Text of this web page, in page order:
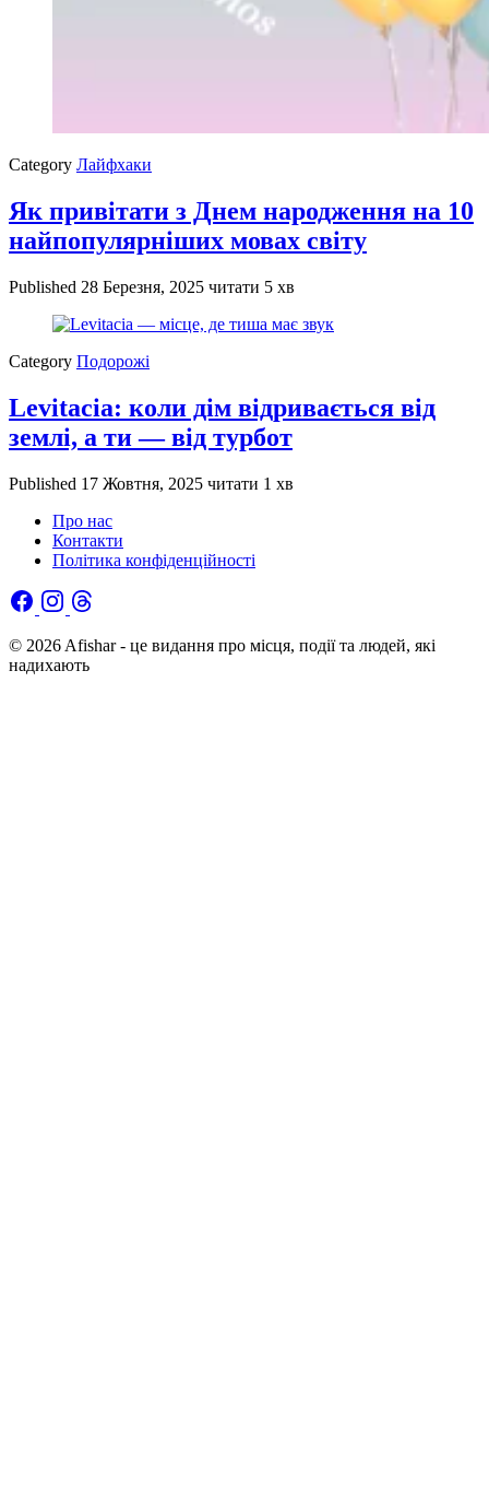
Category Лайфхаки
Як привітати з Днем народження на 10
найпопулярніших мовах світу
Published 28 Березня, 2025 читати 5 хв
Category Подорожі
Levitacia: коли дім відривається від
землі, а ти — від турбот
Published 17 Жовтня, 2025 читати 1 хв
Про нас
Контакти
Політика конфіденційності
© 2026 Afishar - це видання про місця, події та людей, які
надихають